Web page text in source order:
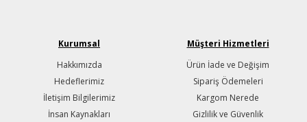
Kurumsal
Hakkımızda
Hedeflerimiz
İletişim Bilgilerimiz
İnsan Kaynakları
Müşteri Hizmetleri
Ürün İade ve Değişim
Sipariş Ödemeleri
Kargom Nerede
Gizlilik ve Güvenlik